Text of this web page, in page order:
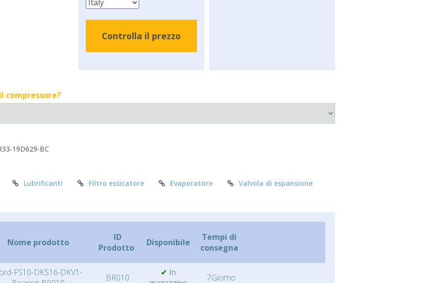
Controlla il prezzo
compressore?
19D629-BC
Lubrificanti Filtro essicatore Evaporatore Valvola di espansione
Nome prodotto
ID
Prodotto
Disponibile
Tempi di
consegna
FS10-DKS16-DKV1-
BR010
✔ In
7Giorno